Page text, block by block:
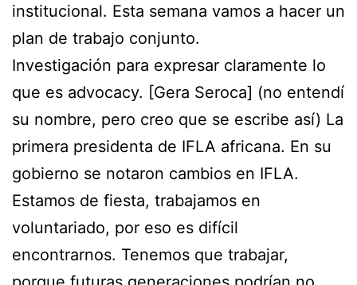
institucional. Esta semana vamos a hacer un
plan de trabajo conjunto.
Investigación para expresar claramente lo
que es advocacy. [Gera Seroca] (no entendí
su nombre, pero creo que se escribe así) La
primera presidenta de IFLA africana. En su
gobierno se notaron cambios en IFLA.
Estamos de fiesta, trabajamos en
voluntariado, por eso es difícil
encontrarnos. Tenemos que trabajar,